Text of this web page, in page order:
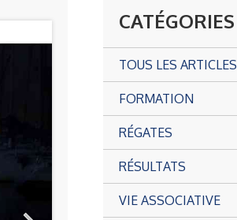
CATÉGORIES
TOUS LES ARTICLES
FORMATION
RÉGATES
RÉSULTATS
VIE ASSOCIATIVE